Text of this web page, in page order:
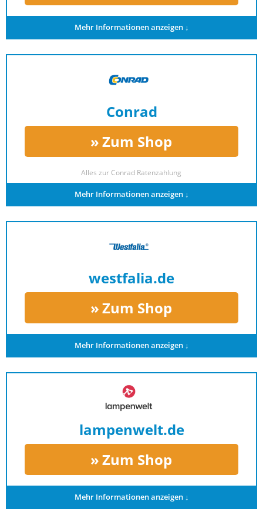
Mehr Informationen anzeigen ↓
Conrad
Zum Shop
Alles zur Conrad Ratenzahlung
Mehr Informationen anzeigen ↓
westfalia.de
Zum Shop
Mehr Informationen anzeigen ↓
lampenwelt.de
Zum Shop
Mehr Informationen anzeigen ↓